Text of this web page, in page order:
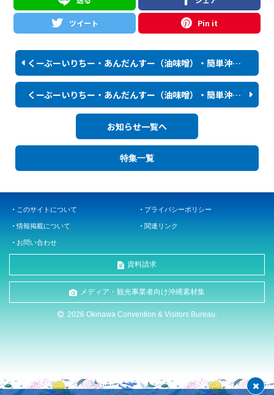
ツイート Pin it
くーぶーいりちー・あんだんすー（油味噌）・簡単沖縄てんぷら・ジーマーミー豆腐のレシピを公開！
くーぶーいりちー・あんだんすー（油味噌）・簡単沖縄てんぷら・ジーマーミー豆腐のレシピを公開！
お知らせ一覧へ
特集一覧
このサイトについて プライバシーポリシー
情報掲載について 関連リンク
お問い合わせ
資料請求
メディア・観光事業者向け沖縄素材集
2026 Okinawa Convention & Visitors Bureau.